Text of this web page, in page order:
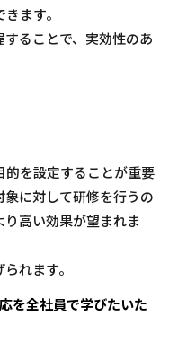
ます。
ることで、実効性のあ
を設定することが重要
に対して研修を行うの
高い効果が望まれま
れます。
を全社員で学びたいた